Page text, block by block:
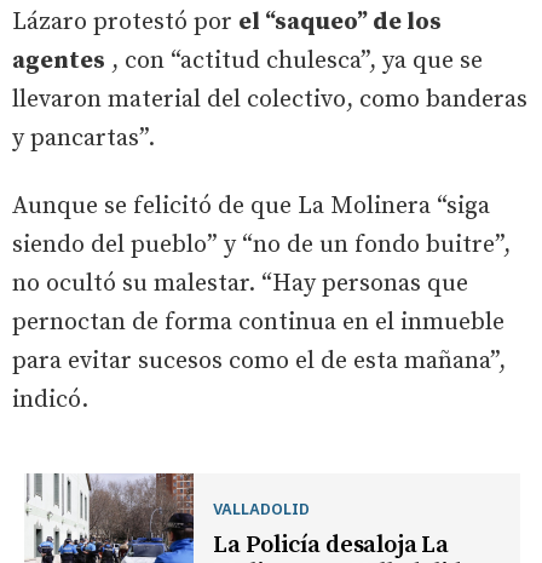
Lázaro protestó por el “saqueo” de los
agentes , con “actitud chulesca”, ya que se
llevaron material del colectivo, como banderas
y pancartas”.
Aunque se felicitó de que La Molinera “siga
siendo del pueblo” y “no de un fondo buitre”,
no ocultó su malestar. “Hay personas que
pernoctan de forma continua en el inmueble
para evitar sucesos como el de esta mañana”,
indicó.
VALLADOLID
La Policía desaloja La